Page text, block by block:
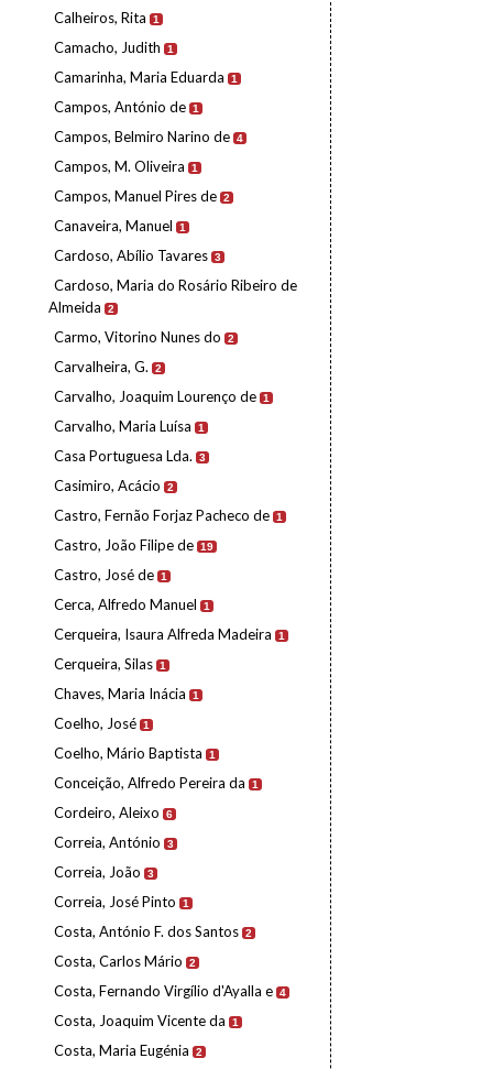
Calheiros, Rita 1
Camacho, Judith 1
Camarinha, Maria Eduarda 1
Campos, António de 1
Campos, Belmiro Narino de 4
Campos, M. Oliveira 1
Campos, Manuel Pires de 2
Canaveira, Manuel 1
Cardoso, Abílio Tavares 3
Cardoso, Maria do Rosário Ribeiro de
Almeida
2
Carmo, Vitorino Nunes do 2
Carvalheira, G. 2
Carvalho, Joaquim Lourenço de 1
Carvalho, Maria Luísa 1
Casa Portuguesa Lda. 3
Casimiro, Acácio 2
Castro, Fernão Forjaz Pacheco de 1
Castro, João Filipe de 19
Castro, José de 1
Cerca, Alfredo Manuel 1
Cerqueira, Isaura Alfreda Madeira 1
Cerqueira, Silas 1
Chaves, Maria Inácia 1
Coelho, José 1
Coelho, Mário Baptista 1
Conceição, Alfredo Pereira da 1
Cordeiro, Aleixo 6
Correia, António 3
Correia, João 3
Correia, José Pinto 1
Costa, António F. dos Santos 2
Costa, Carlos Mário 2
Costa, Fernando Virgílio d'Ayalla e 4
Costa, Joaquim Vicente da 1
Costa, Maria Eugénia 2